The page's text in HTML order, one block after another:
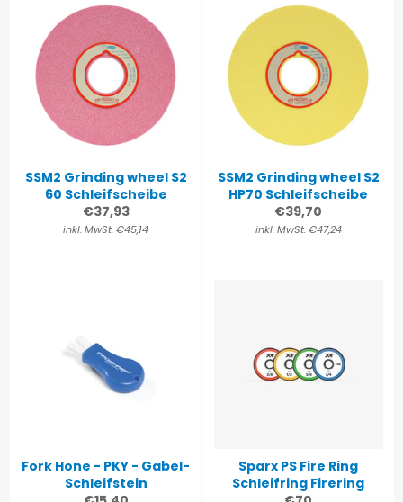
SSM2 Grinding wheel S2
60 Schleifscheibe
Normaler
Preis
€37,93
inkl. MwSt. €45,14
SSM2 Grinding wheel S2
HP70 Schleifscheibe
Normaler
Preis
€39,70
inkl. MwSt. €47,24
Fork Hone - PKY - Gabel-
Schleifstein
Sparx PS Fire Ring
Schleifring Firering